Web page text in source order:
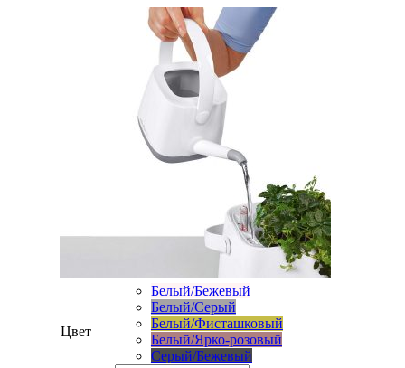
Цвет
Белый/Бежевый
Белый/Серый
Белый/Фисташковый
Белый/Ярко-розовый
Серый/Бежевый